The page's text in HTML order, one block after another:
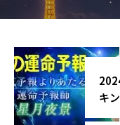
秘伝公開！吉凶カレンダ
記事カテゴリー
ブログ
お知らせ
キ